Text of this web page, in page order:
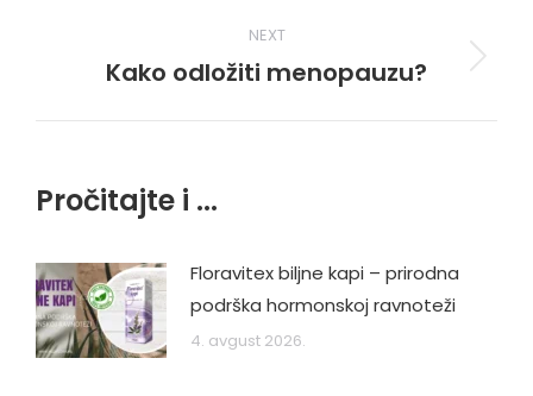
NEXT
Next
Kako odložiti menopauzu?
Pročitajte i ...
Floravitex biljne kapi – prirodna
podrška hormonskoj ravnoteži
4. avgust 2026.